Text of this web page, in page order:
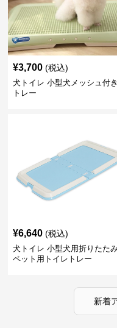
¥3,700 (税込)
犬トイレ 小型犬メッシュ付
トレー
¥6,640 (税込)
犬トイレ 小型犬用折りたた
ペット用トイレトレー
新着